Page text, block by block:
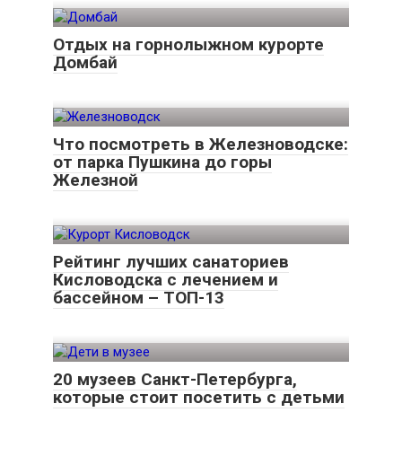
Отдых на горнолыжном курорте
Домбай
Что посмотреть в Железноводске:
от парка Пушкина до горы
Железной
Рейтинг лучших санаториев
Кисловодска с лечением и
бассейном – ТОП-13
20 музеев Санкт-Петербурга,
которые стоит посетить с детьми